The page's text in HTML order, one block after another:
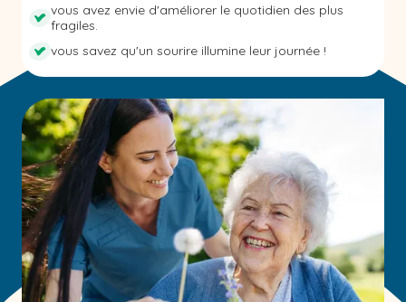
vous avez envie d'améliorer le quotidien des plus
fragiles.
vous savez qu'un sourire illumine leur journée !